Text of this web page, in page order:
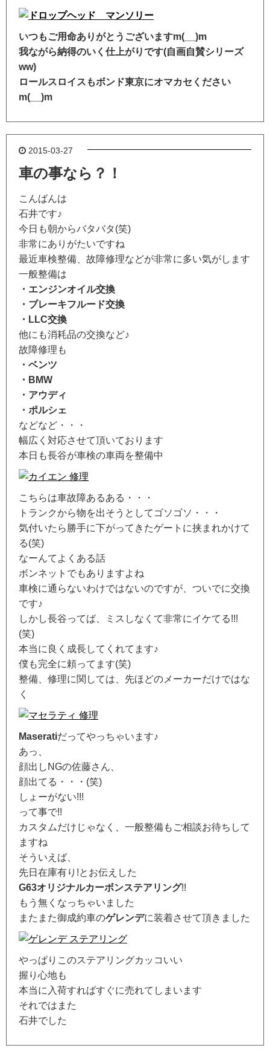
いつもご用命ありがとうございますm(__)m
我ながら納得のいく仕上がりです(自画自賛シリーズ
ww)
ロールスロイスもボンド東京にオマカセください
m(__)m
2015-03-27
車の事なら？！
こんばんは
石井です♪
今日も朝からバタバタ(笑)
非常にありがたいですね
最近車検整備、故障修理などが非常に多い気がします
一般整備は
・エンジンオイル交換
・ブレーキフルード交換
・LLC交換
他にも消耗品の交換など♪
故障修理も
・ベンツ
・BMW
・アウディ
・ポルシェ
などなど・・・
幅広く対応させて頂いております
本日も長谷が車検の車両を整備中
こちらは車故障あるある・・・
トランクから物を出そうとしてゴソゴソ・・・
気付いたら勝手に下がってきたゲートに挟まれかけて
る(笑)
なーんてよくある話
ボンネットでもありますよね
車検に通らないわけではないのですが、ついでに交換
です♪
しかし長谷ってば、ミスしなくて非常にイケてる!!!
(笑)
本当に良く成長してくれてます♪
僕も完全に頼ってます(笑)
整備、修理に関しては、先ほどのメーカーだけではな
く
Maseratiだってやっちゃいます♪
あっ、
顔出しNGの佐藤さん、
顔出てる・・・(笑)
しょーがない!!!
って事で!!
カスタムだけじゃなく、一般整備もご相談お待ちして
ますね
そういえば、
先日在庫有り!とお伝えした
G63オリジナルカーボンステアリング!!
もう無くなっちゃいました
またまた御成約車のゲレンデに装着させて頂きました
やっぱりこのステアリングカッコいい
握り心地も
本当に入荷すればすぐに売れてしまいます
それではまた
石井でした